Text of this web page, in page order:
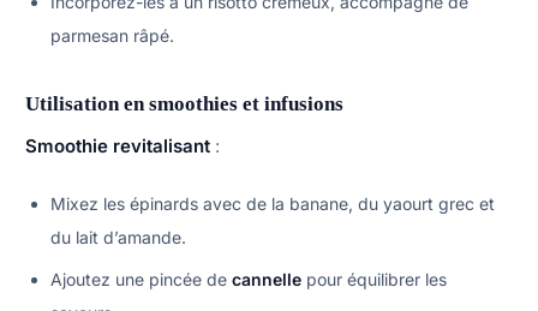
parmesan râpé.
Utilisation en smoothies et infusions
Smoothie revitalisant :
Mixez les épinards avec de la banane, du yaourt grec et
du lait d’amande.
Ajoutez une pincée de cannelle pour équilibrer les